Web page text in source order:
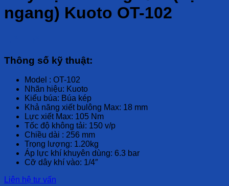
ngang) Kuoto OT-102
Thông số kỹ thuật:
Model : OT-102
Nhãn hiệu: Kuoto
Kiểu búa: Búa kép
Khả năng xiết bulông Max: 18 mm
Lực xiết Max: 105 Nm
Tốc độ không tải: 150 v/p
Chiều dài : 256 mm
Trọng lượng: 1.20kg
Áp lực khí khuyên dùng: 6.3 bar
Cỡ dây khí vào: 1/4″
Liên hệ tư vấn